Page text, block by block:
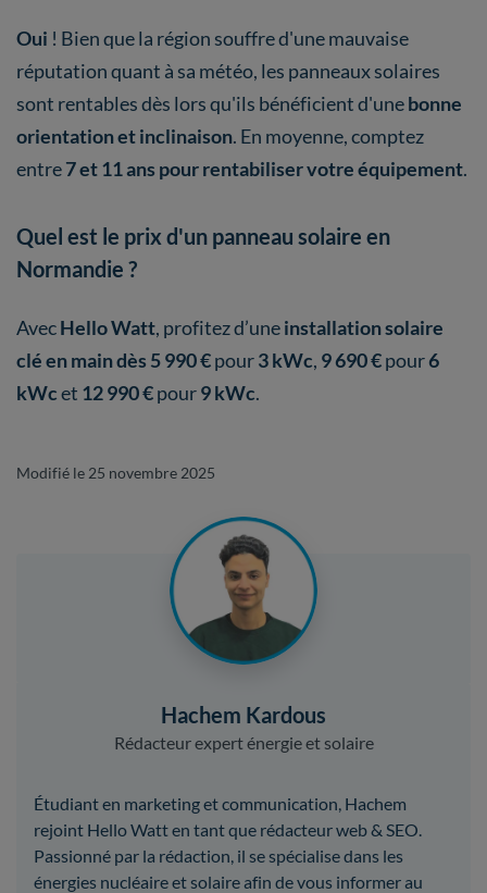
Oui ! Bien que la région souffre d'une mauvaise
réputation quant à sa météo, les panneaux solaires
sont rentables dès lors qu'ils bénéficient d'unebonne
orientation et inclinaison. En moyenne, comptez
entre7 et 11 ans pour rentabiliser votre équipement.
Quel est le prix d'un panneau solaire en
Normandie ?
AvecHello Watt, profitez d’uneinstallation solaire
clé en main dès 5 990 €pour3 kWc, 9 690 €pour6
kWcet 12 990 €pour9 kWc.
Modifié le 25 novembre 2025
Hachem Kardous
Rédacteur expert énergie et solaire
Étudiant en marketing et communication, Hachem
rejoint Hello Watt en tant que rédacteur web & SEO.
Passionné par la rédaction, il se spécialise dans les
énergies nucléaire et solaire afin de vous informer au